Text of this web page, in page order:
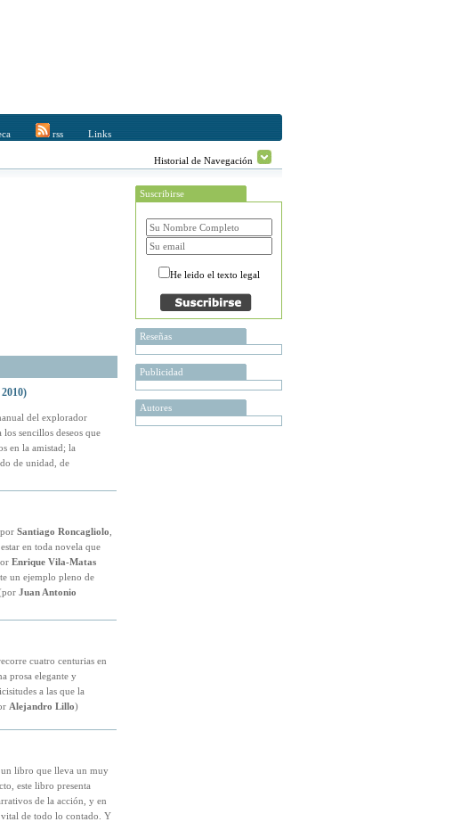
rss Links
Historial de Navegación
del explorador
sencillos deseos que
en la amistad; la
de unidad, de
Santiago Roncagliolo
en toda novela que
Enrique Vila-Matas
un ejemplo pleno de
Juan Antonio
cuatro centurias en
prosa elegante y
a las que la
Alejandro Lillo)
, un libro que lleva un muy
este libro presenta
de la acción, y en
de todo lo contado. Y
Suscribirse
He leido el texto legal
Reseñas
Publicidad
Autores